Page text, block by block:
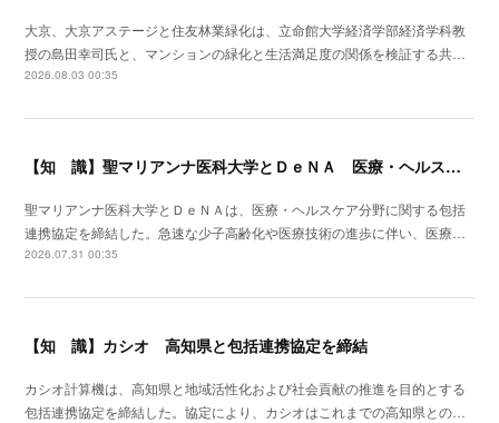
大京、大京アステージと住友林業緑化は、立命館大学経済学部経済学科教
授の島田幸司氏と、マンションの緑化と生活満足度の関係を検証する共…
2026.08.03 00:35
【知 識】聖マリアンナ医科大学とＤｅＮＡ 医療・ヘルスケア分野で包括連携
聖マリアンナ医科大学とＤｅＮＡは、医療・ヘルスケア分野に関する包括
連携協定を締結した。急速な少子高齢化や医療技術の進歩に伴い、医療…
2026.07.31 00:35
【知 識】カシオ 高知県と包括連携協定を締結
カシオ計算機は、高知県と地域活性化および社会貢献の推進を目的とする
包括連携協定を締結した。協定により、カシオはこれまでの高知県との…